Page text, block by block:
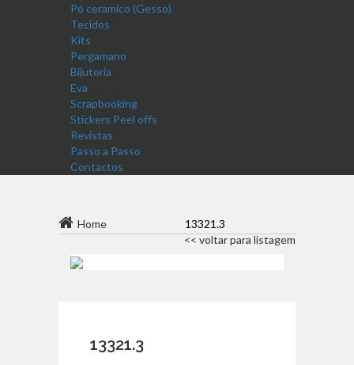
Pó ceramico (Gesso)
Tecidos
Kits
Pergamano
Bijuteria
Eva
Scrapbooking
Stickers Peel offs
Revistas
Passo a Passo
Contactos
Home
13321.3
<< voltar para listagem
13321.3